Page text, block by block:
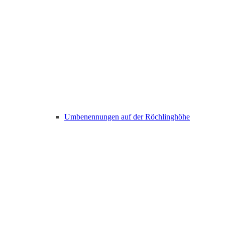
Umbenennungen auf der Röchlinghöhe